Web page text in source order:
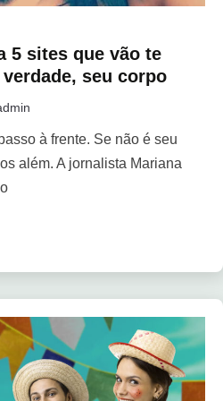
5 sites que vão te
seu corpo
à frente. Se não é seu
além. A jornalista Mariana